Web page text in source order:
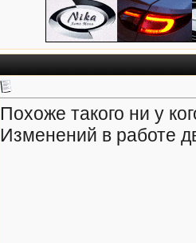
Похоже такого ни у
Изменений в работе